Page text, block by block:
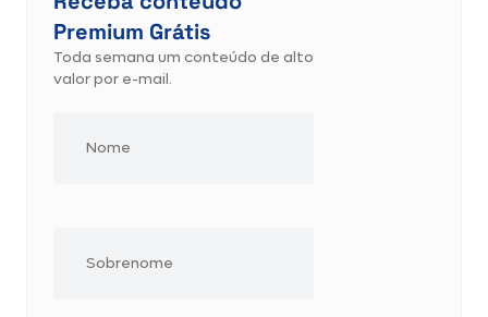
Premium Grátis
Toda semana um conteúdo de alto
valor por e-mail.